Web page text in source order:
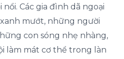
Các gia đình dã ngoại
mướt, những người
con sóng nhẹ nhàng,
làm mát cơ thể trong làn